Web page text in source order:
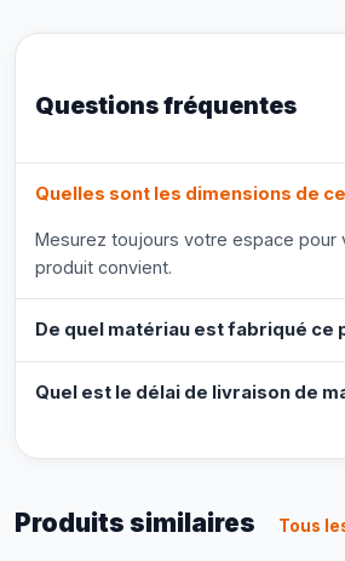
Questions fréquentes
Quelles sont les dimensions de
Mesurez toujours votre espace pour
produit convient.
De quel matériau est fabriqué ce
Quel est le délai de livraison de
Produits similaires Tous